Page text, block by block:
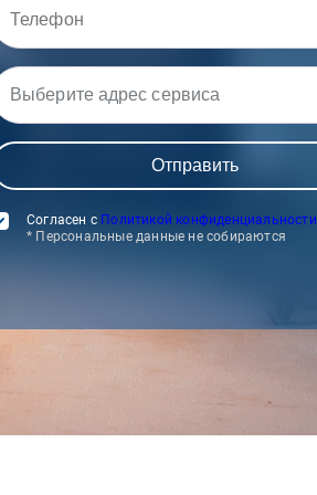
Выберите адрес сервиса
Согласен с Политикой конфиденциальности
* Персональные данные не собираются